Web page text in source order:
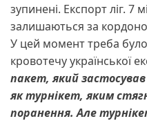
зупинені. Експорт ліг. 7
залишаються за
У цей момент треба
кровотечу української
пакет, який
як турнікет, яким
поранення. Але